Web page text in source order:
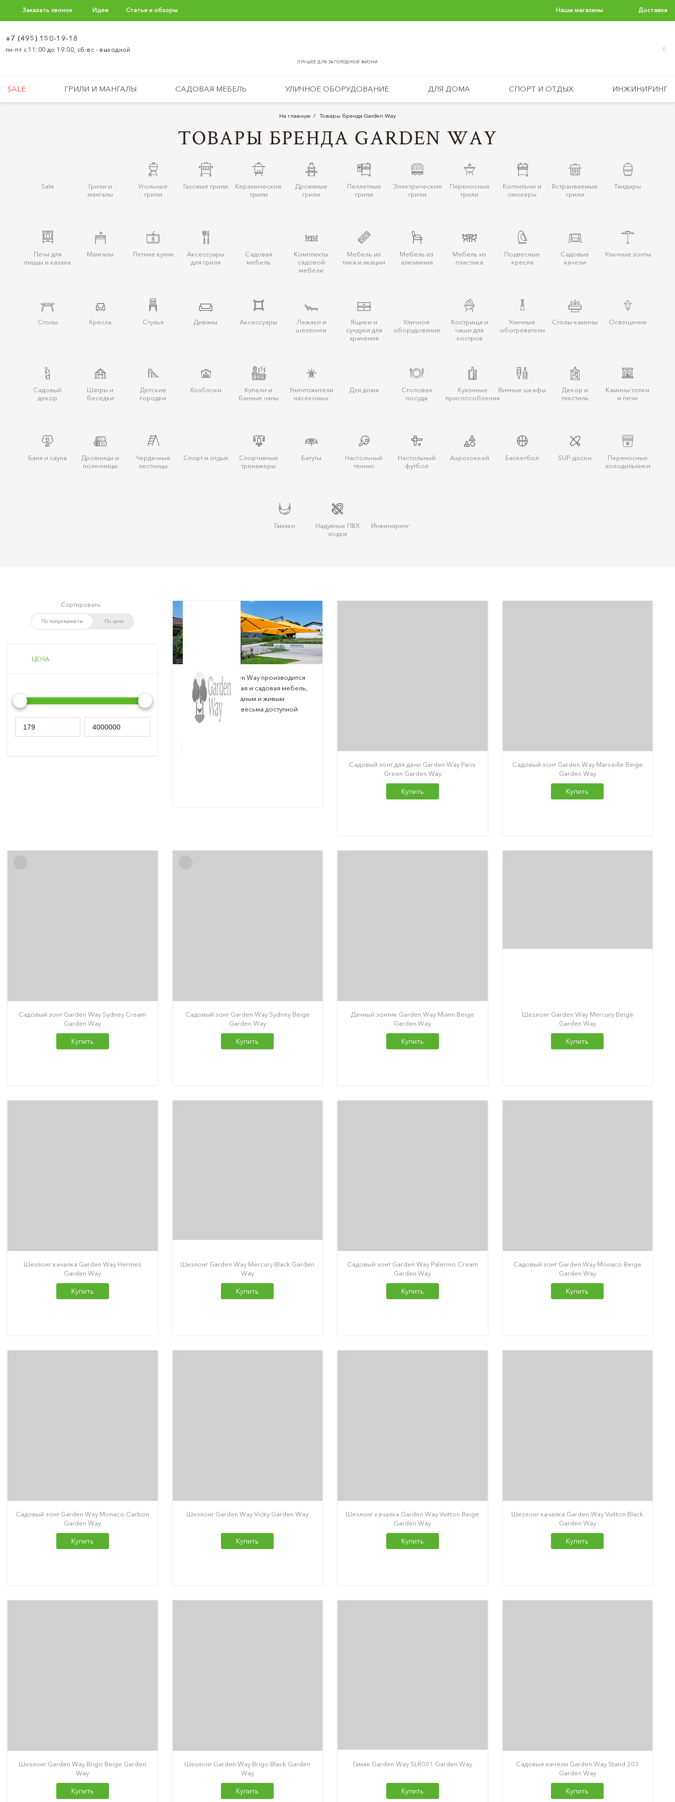
Заказать звонок Идеи Статьи и обзоры Наши магазины Доставка
ЛУЧШЕЕ ДЛЯ ЗАГОРОДНОЙ ЖИЗНИ
+7 (495) 150-19-18
пн-пт с 11:00 до 19:00, сб-вс - выходной 0
SALE ГРИЛИ И МАНГАЛЫ САДОВАЯ МЕБЕЛЬ УЛИЧНОЕ ОБОРУДОВАНИЕ ДЛЯ ДОМА СПОРТ И ОТДЫХ ИНЖИНИРИНГ
На главную Товары бренда Garden Way
ТОВАРЫ БРЕНДА GARDEN WAY
Sale
Грили и
мангалы
Угольные
грили
Газовые грили
Керамические
грили
Дровяные
грили
Пеллетные
грили
Электрические
грили
Переносные
грили
Коптильни и
смокеры
Встраиваемые
грили
Тандыры
Печи для
пиццы и казана
Мангалы Летние кухни
Аксессуары
для гриля
Садовая
мебель
Комплекты
садовой
мебели
Мебель из
тика и акации
Мебель из
алюминия
Мебель из
пластика
Подвесные
кресла
Садовые
качели
Уличные зонты
Столы Кресла Стулья Диваны Аксессуары
Лежаки и
шезлонги
Ящики и
сундуки для
хранения
Уличное
оборудование
Кострища и
чаши для
костров
Уличные
обогреватели
Столы-камины Освещение
Cадовый
декор
Шатры и
беcедки
Детские
городки
Хозблоки
Купели и
банные чаны
Уничтожители
насекомых
Для дома
Столовая
посуда
Кухонные
приспособления
Винные шкафы
Декор и
текстиль
Камины топки
и печи
Баня и сауна
Дровницы и
поленницы
Чердачные
лестницы
Спорт и отдых
Спортивные
тренажеры
Батуты
Настольный
теннис
Настольный
футбол
Аэрохоккей Баскетбол SUP-доски
Переносные
холодильники
Гамаки
Надувные ПВХ
лодки
Инжиниринг
Сортировать:
По популярности По цене
ЦЕНА
Под маркой Garden Way производится
качественная дачная и садовая мебель,
отличающаяся модным и живым
дизайном, а также весьма доступной
ценой.
Садовый зонт для дачи Garden Way Paris
Green Garden Way
Купить
Садовый зонт Garden Way Marseille Beige
Garden Way
Купить
Садовый зонт Garden Way Sydney Cream
Garden Way
Купить
Садовый зонт Garden Way Sydney Beige
Garden Way
Купить
Дачный зонтик Garden Way Miami Beige
Garden Way
Купить
Шезлонг Garden Way Mercury Beige
Garden Way
Купить
Шезлонг качалка Garden Way Hermes
Garden Way
Купить
Шезлонг Garden Way Mercury Black Garden
Way
Купить
Садовый зонт Garden Way Palermo Cream
Garden Way
Купить
Садовый зонт Garden Way Monaco Beige
Garden Way
Купить
Садовый зонт Garden Way Monaco Carbon
Garden Way
Купить
Шезлонг Garden Way Vicky Garden Way
Купить
Шезлонг качалка Garden Way Vuitton Beige
Garden Way
Купить
Шезлонг качалка Garden Way Vuitton Black
Garden Way
Купить
Шезлонг Garden Way Brigo Beige Garden
Way
Купить
Шезлонг Garden Way Brigo Black Garden
Way
Купить
Гамак Garden Way SLR001 Garden Way
Купить
Садовые качели Garden Way Stand 203
Garden Way
Купить